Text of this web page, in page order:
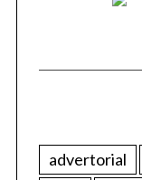
advertorial